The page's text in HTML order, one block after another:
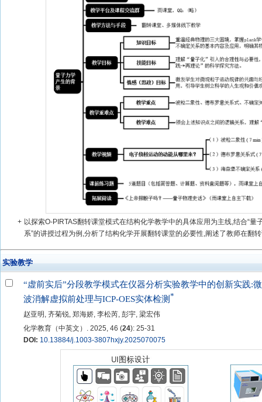
+ 以探索O-PIRTAS翻转课堂模式在结构化学教学中的具体应用为主线,结合“量
系”的讲授过程为例,分析了结构化学开展翻转课堂的必要性,阐述了教师在翻
实验教学
“虚前实后”分段教学模式在仪器分析实验教学中的创新实践:微
波消解虚拟前处理与ICP-OES实体检测 *
赵亚明, 齐菊锐, 郑海娇, 李松芮, 彭宇, 梁宏伟
化学教育（中英文）. 2025, 46 (24): 25-31
DOI: 10.13884/j.1003-3807hxjy.2025070075